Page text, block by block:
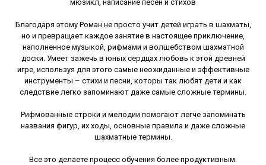
мюзикл, написание песен и стихов
Благодаря этому Роман не просто учит детей играть в шахматы,
но и превращает каждое занятие в настоящее приключение,
наполненное музыкой, рифмами и волшебством шахматной
доски. Умеет зажечь в юных сердцах любовь к этой древней
игре, используя для этого самые неожиданные и эффективные
инструменты – стихи и песни, которы так любят дети и как
следствие легко запоминают даже самые сложные термины.
Рифмованные строки и мелодии помогают легче запоминать
названия фигур, их ходы, основные правила и даже сложные
шахматные термины.
Все это делаете процесс обучения более продуктивным.